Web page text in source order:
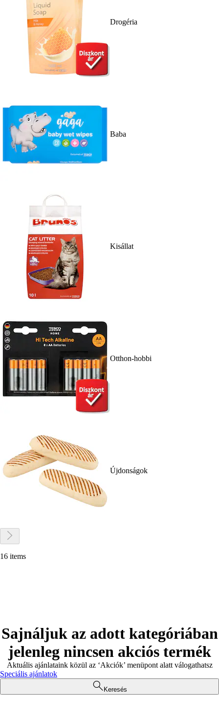
Drogéria
Baba
Kisállat
Otthon-hobbi
Újdonságok
16 items
Sajnáljuk az adott kategóriában
jelenleg nincsen akciós termék
Aktuális ajánlataink közül az ‘Akciók’ menüpont alatt válogathatsz
Speciális ajánlatok
Keresés